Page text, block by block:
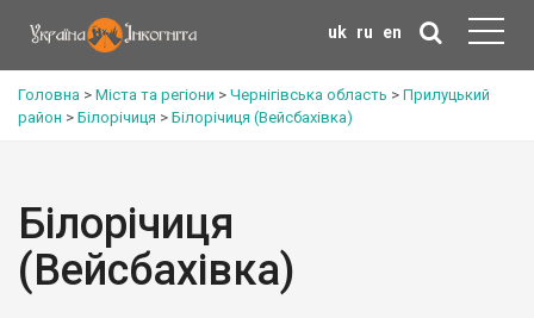
uk ru en
Головна > Міста та регіони > Чернігівська область > Прилуцький
район > Білорічиця > Білорічиця (Вейсбахівка)
Білорічиця
(Вейсбахівка)